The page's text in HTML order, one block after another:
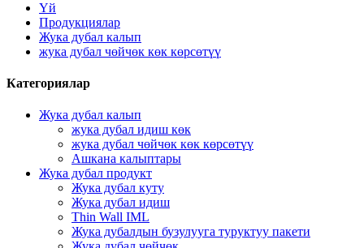
Үй
Продукциялар
Жука дубал калып
жука дубал чөйчөк көк көрсөтүү
Категориялар
Жука дубал калып
жука дубал идиш көк
жука дубал чөйчөк көк көрсөтүү
Ашкана калыптары
Жука дубал продукт
Жука дубал куту
Жука дубал идиш
Thin Wall IML
Жука дубалдын бузулууга туруктуу пакети